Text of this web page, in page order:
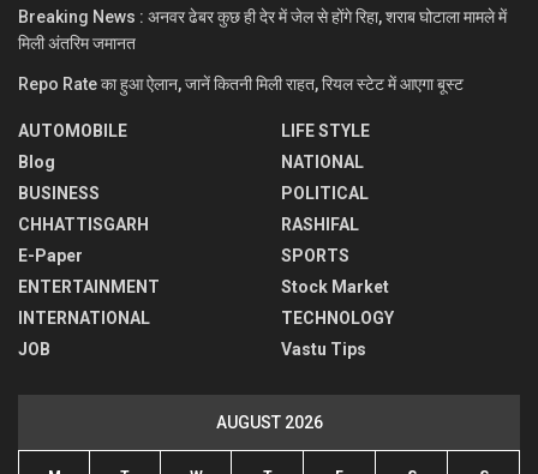
Breaking News : अनवर ढेबर कुछ ही देर में जेल से होंगे रिहा, शराब घोटाला मामले में
मिली अंतरिम जमानत
Repo Rate का हुआ ऐलान, जानें कितनी मिली राहत, रियल स्टेट में आएगा बूस्ट
AUTOMOBILE
Blog
BUSINESS
CHHATTISGARH
E-Paper
ENTERTAINMENT
INTERNATIONAL
JOB
LIFE STYLE
NATIONAL
POLITICAL
RASHIFAL
SPORTS
Stock Market
TECHNOLOGY
Vastu Tips
AUGUST 2026